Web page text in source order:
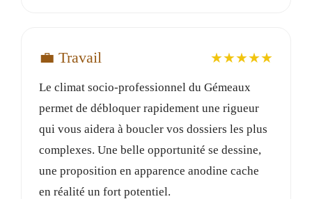
💼 Travail ★★★★★
Le climat socio-professionnel du Gémeaux
permet de débloquer rapidement une rigueur
qui vous aidera à boucler vos dossiers les plus
complexes. Une belle opportunité se dessine,
une proposition en apparence anodine cache
en réalité un fort potentiel.